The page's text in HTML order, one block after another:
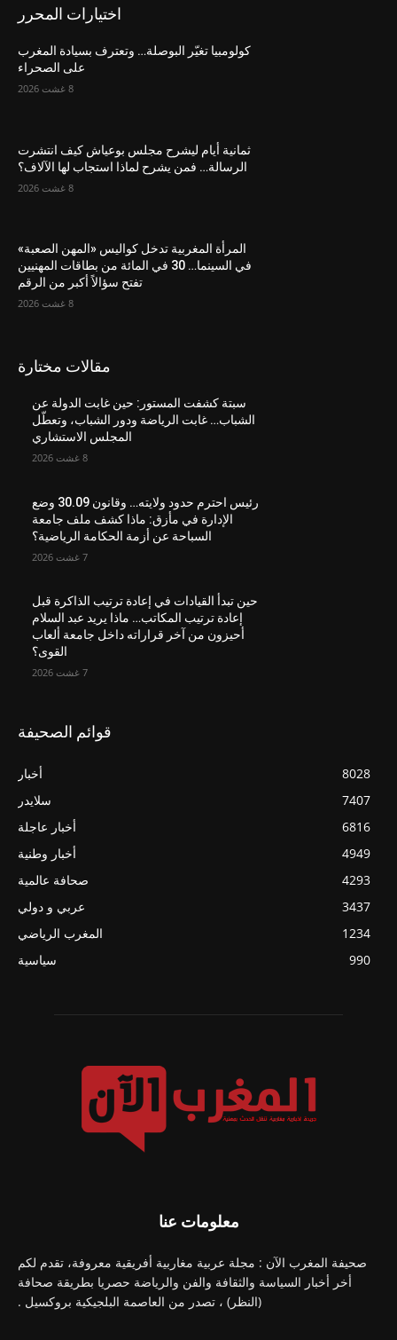
اختيارات المحرر
كولومبيا تغيّر البوصلة… وتعترف بسيادة المغرب
على الصحراء
8 غشت 2026
ثمانية أيام ليشرح مجلس بوعياش كيف انتشرت
الرسالة… فمن يشرح لماذا استجاب لها الآلاف؟
8 غشت 2026
المرأة المغربية تدخل كواليس «المهن الصعبة»
في السينما… 30 في المائة من بطاقات المهنيين
تفتح سؤالاً أكبر من الرقم
8 غشت 2026
مقالات مختارة
سبتة كشفت المستور: حين غابت الدولة عن
الشباب… غابت الرياضة ودور الشباب، وتعطّل
المجلس الاستشاري
8 غشت 2026
رئيس احترم حدود ولايته… وقانون 30.09 وضع
الإدارة في مأزق: ماذا كشف ملف جامعة
السباحة عن أزمة الحكامة الرياضية؟
7 غشت 2026
حين تبدأ القيادات في إعادة ترتيب الذاكرة قبل
إعادة ترتيب المكاتب… ماذا يريد عبد السلام
أحيزون من آخر قراراته داخل جامعة ألعاب
القوى؟
7 غشت 2026
قوائم الصحيفة
أخبار
8028
سلايدر
7407
أخبار عاجلة
6816
أخبار وطنية
4949
صحافة عالمية
4293
عربي و دولي
3437
المغرب الرياضي
1234
سياسية
990
معلومات عنا
صحيفة المغرب الآن : مجلة عربية مغاربية أفريقية معروفة، تقدم لكم
أخر أخبار السياسة والثقافة والفن والرياضة حصريا بطريقة صحافة
(النظر) ، تصدر من العاصمة البلجيكية بروكسيل .